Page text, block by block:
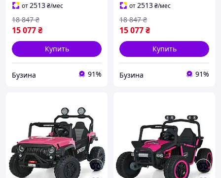
от2513₴/мес
15 077₴
18 847 ₴
Купить
Бузина 91%
от2513₴/мес
15 077₴
18 847 ₴
Купить
Бузина 91%